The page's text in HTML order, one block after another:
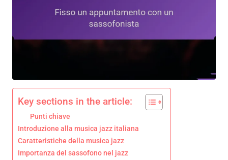
Key sections in the article:
Punti chiave
Introduzione alla musica jazz italiana
Caratteristiche della musica jazz
Importanza del sassofono nel jazz